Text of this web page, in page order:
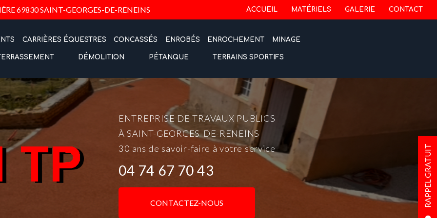
69830 SAINT-GEORGES-DE-RENEINS
RAPPEL GRATUIT
Navigation secondaire
ACCUEIL MATÉRIELS GALERIE CONTACT
CARRIÈRES ÉQUESTRES CONCASSÉS ENROBÉS ENROCHEMENT MINAGE
DÉMOLITION PÉTANQUE TERRAINS SPORTIFS
ENTREPRISE DE TRAVAUX PUBLICS
À SAINT-GEORGES-DE-RENEINS
30 ans de savoir-faire à votre service
04 74 67 70 43
CONTACTEZ-NOUS